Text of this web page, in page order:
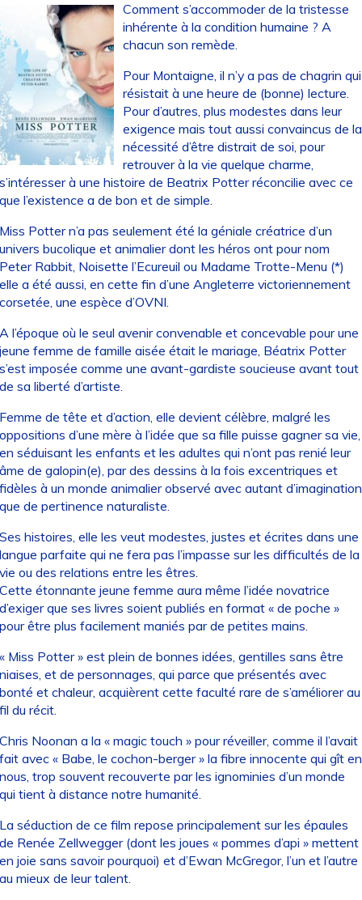
Comment s’accommoder de la tristesse
inhérente à la condition humaine ? A
chacun son remède.
Pour Montaigne, il n’y a pas de chagrin qui
résistait à une heure de (bonne) lecture.
Pour d’autres, plus modestes dans leur
exigence mais tout aussi convaincus de la
nécessité d’être distrait de soi, pour
retrouver à la vie quelque charme,
à une histoire de Beatrix Potter réconcilie avec ce
l’existence a de bon et de simple.
Potter n’a pas seulement été la géniale créatrice d’un
bucolique et animalier dont les héros ont pour nom
Rabbit, Noisette l’Ecureuil ou Madame Trotte-Menu (*)
a été aussi, en cette fin d’une Angleterre victoriennement
une espèce d’OVNI.
l’époque où le seul avenir convenable et concevable pour une
femme de famille aisée était le mariage, Béatrix Potter
imposée comme une avant-gardiste soucieuse avant tout
sa liberté d’artiste.
de tête et d’action, elle devient célèbre, malgré les
d’une mère à l’idée que sa fille puisse gagner sa vie,
séduisant les enfants et les adultes qui n’ont pas renié leur
de galopin(e), par des dessins à la fois excentriques et
à un monde animalier observé avec autant d’imagination
de pertinence naturaliste.
histoires, elle les veut modestes, justes et écrites dans une
parfaite qui ne fera pas l’impasse sur les difficultés de la
ou des relations entre les êtres.
étonnante jeune femme aura même l’idée novatrice
que ses livres soient publiés en format « de poche »
être plus facilement maniés par de petites mains.
Miss Potter » est plein de bonnes idées, gentilles sans être
et de personnages, qui parce que présentés avec
et chaleur, acquièrent cette faculté rare de s’améliorer au
du récit.
Noonan a la « magic touch » pour réveiller, comme il l’avait
avec « Babe, le cochon-berger » la fibre innocente qui gît en
trop souvent recouverte par les ignominies d’un monde
tient à distance notre humanité.
séduction de ce film repose principalement sur les épaules
Renée Zellwegger (dont les joues « pommes d’api » mettent
joie sans savoir pourquoi) et d’Ewan McGregor, l’un et l’autre
mieux de leur talent.